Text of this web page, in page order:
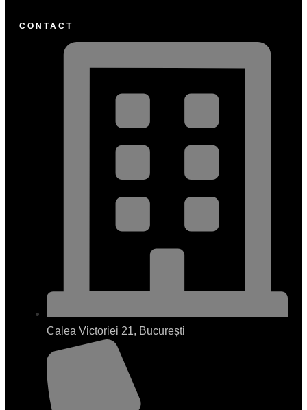
CONTACT
Calea Victoriei 21, București